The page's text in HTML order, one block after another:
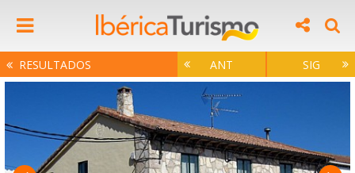
RESULTADOS ANT SIG